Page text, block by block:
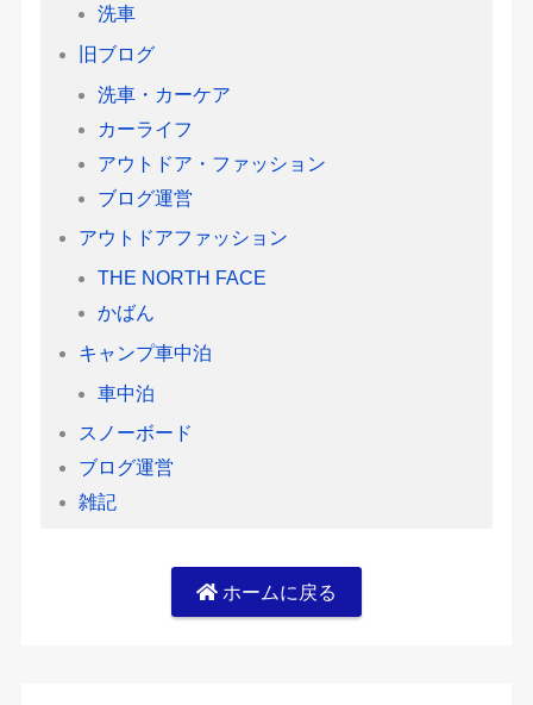
洗車
旧ブログ
洗車・カーケア
カーライフ
アウトドア・ファッション
ブログ運営
アウトドアファッション
THE NORTH FACE
かばん
キャンプ車中泊
車中泊
スノーボード
ブログ運営
雑記
ホームに戻る